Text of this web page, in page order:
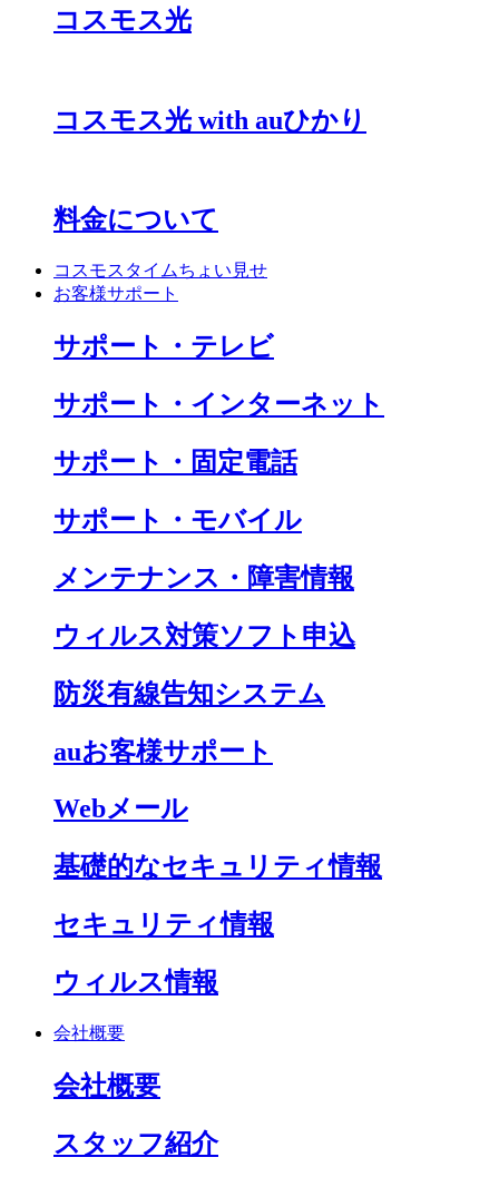
コスモス光
コスモス光 with auひかり
料金について
コスモスタイムちょい見せ
お客様サポート
サポート・テレビ
サポート・インターネット
サポート・固定電話
サポート・モバイル
メンテナンス・障害情報
ウィルス対策ソフト申込
防災有線告知システム
auお客様サポート
Webメール
基礎的なセキュリティ情報
セキュリティ情報
ウィルス情報
会社概要
会社概要
スタッフ紹介